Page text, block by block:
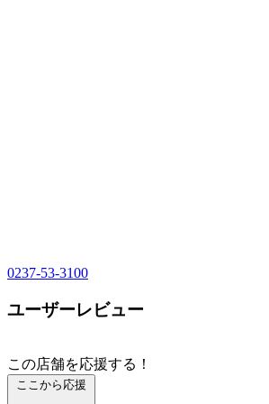
0237-53-3100
ユーザーレビュー
この店舗を応援する！
ここから応援